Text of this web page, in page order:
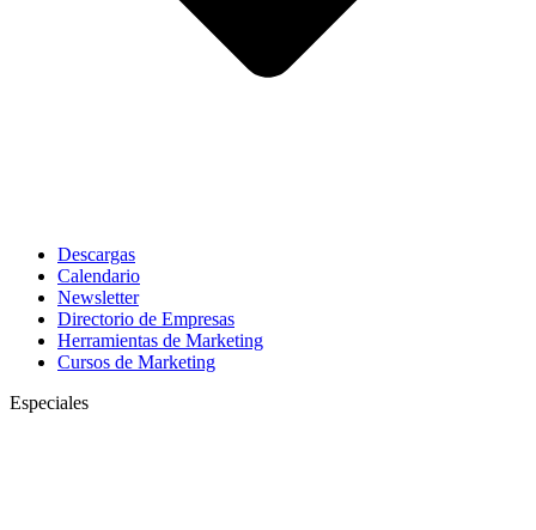
Descargas
Calendario
Newsletter
Directorio de Empresas
Herramientas de Marketing
Cursos de Marketing
Especiales